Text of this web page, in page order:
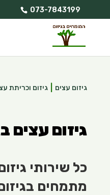
073-7843199
גיזום עצים גיזום וכריתת
גיזום עצים
כל שירותי
מתמחים